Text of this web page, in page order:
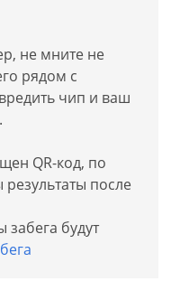
не мните не
рядом с
чип и ваш
QR-код, по
результаты после
будут